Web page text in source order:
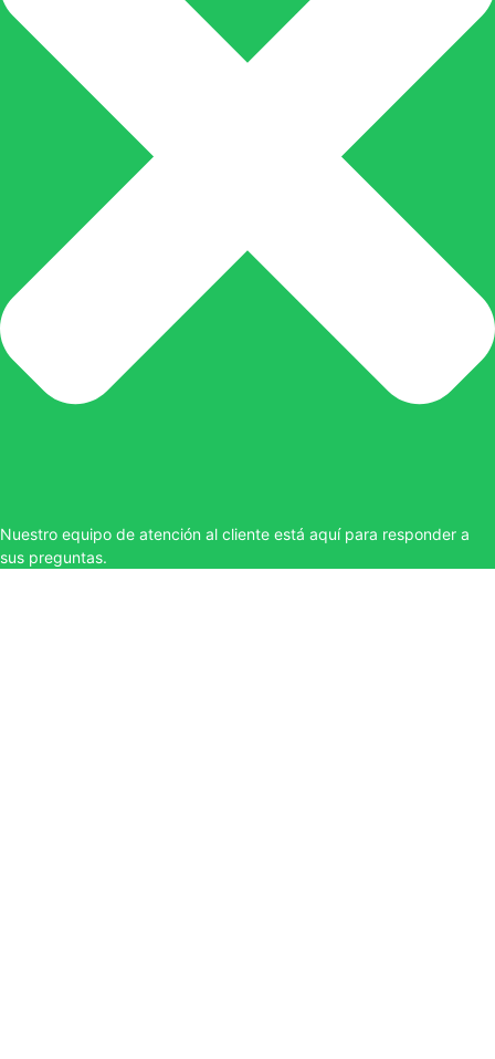
Nuestro equipo de atención al cliente está aquí para responder a
sus preguntas.